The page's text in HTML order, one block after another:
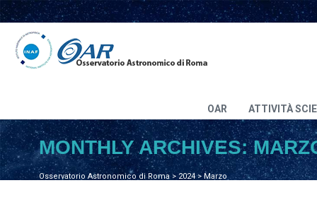
OAR ATTIVITÀ
Osservatorio Astronomico di Roma>2024>Marzo
MONTHLY ARCHIVES: